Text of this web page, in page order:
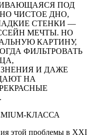
ПОД
ЧИСТОЕ ДНО,
СТЕНКИ —
МЕЧТЫ. НО
КАРТИНУ,
ФИЛЬТРОВАТЬ
И ДАЖЕ
НА
этой проблемы в XXI